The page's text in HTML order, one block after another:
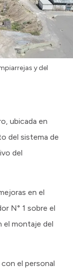
y del
ubicada en
del sistema de
del
en el
N° 1 sobre el
el montaje del
el personal